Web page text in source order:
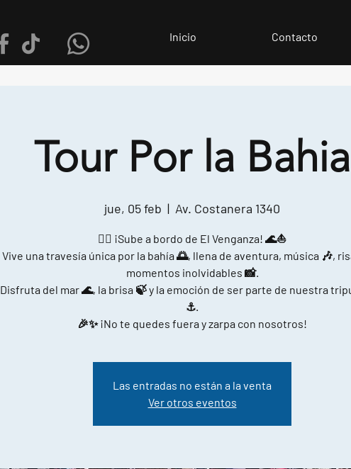
Inicio Contacto
Tour Por la Bahia
jue, 05 feb
  |
Av. Costanera 1340
🏴‍☠️ ¡Sube a bordo de El Venganza! 🌊⛵
Vive una travesía única por la bahía 🌅, llena de aventura, música 🎶,
momentos inolvidables 📸.
Disfruta del mar 🌊, la brisa 🍃 y la emoción de ser parte de nuestra
⚓.
🎉✨ ¡No te quedes fuera y zarpa con nosotros!
Las entradas no están a la venta
Ver otros eventos